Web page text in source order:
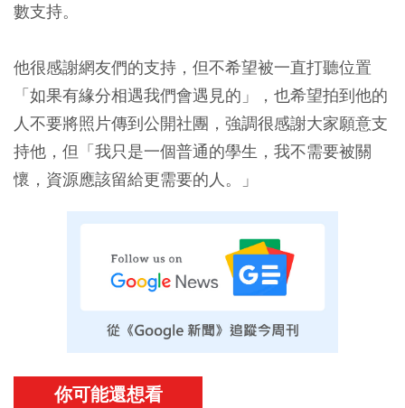
數支持。
他很感謝網友們的支持，但不希望被一直打聽位置
「如果有緣分相遇我們會遇見的」，也希望拍到他的
人不要將照片傳到公開社團，強調很感謝大家願意支
持他，但「我只是一個普通的學生，我不需要被關
懷，資源應該留給更需要的人。」